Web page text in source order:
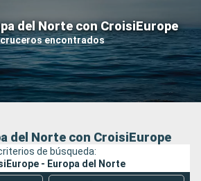
del Norte con CroisiEurope
encontrados
Buscar
del Norte con CroisiEurope
de búsqueda:
- Europa del Norte